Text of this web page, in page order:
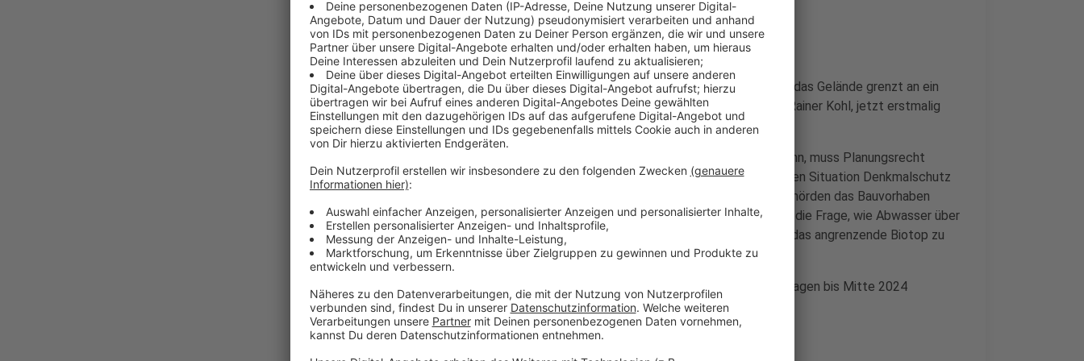
Anzeige
Die Hürden dabei: Die Gebäude sind teilweise denkmalgeschützt, das Gelände grenzt an ein
Naturschutzgebiet. Auf Radio Berg-Nachfrage hat sich Investor Rainer Kohl, jetzt erstmalig
zur aktuellen Situation geäußert.
Bis der Investor mit der Umgestaltung des Geländes beginnen kann, muss Planungsrecht
geschaffen werden. Und das kann dauern. Aufgrund der besonderen Situation Denkmalschutz
plus unmittelbarer Nähe zum Naturschutzgebiet müssen viele Behörden das Bauvorhaben
prüfen und ihr Okay geben. Dabei geht es aktuell zum Beispiel um die Frage, wie Abwasser über
die denkmalgeschützten Kanalrohre entsorgt werden kann, ohne das angrenzende Biotop zu
gefährden.
Der Investor rechnet damit, dass die planungssrechtlichen Grundlagen bis Mitte 2024
vorliegen und dann mit dem Umbau begonnen werden kann.